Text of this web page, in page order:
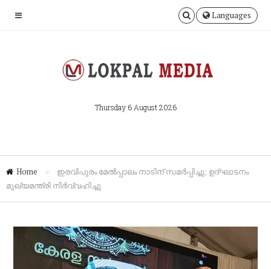
Languages
Thursday 6 August 2026
Home »
ഇരവിപുരം മേൽപ്പാലം നാടിന് സമർപ്പിച്ചു; ഉദ്ഘാടനം
മുഖ്യമന്ത്രി നിർവ്വഹിച്ചു